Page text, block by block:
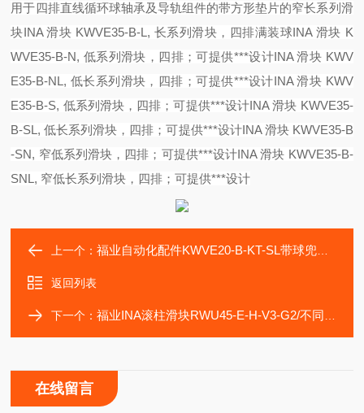
用于四排直线循环球轴承及导轨组件的带方形垫片的窄长系列滑
块INA 滑块 KWVE35-B-L, 长系列滑块，四排满装球INA 滑块 K
WVE35-B-N, 低系列滑块，四排；可提供***设计INA 滑块 KWV
E35-B-NL, 低长系列滑块，四排；可提供***设计INA 滑块 KWV
E35-B-S, 低系列滑块，四排；可提供***设计INA 滑块 KWVE35-
B-SL, 低长系列滑块，四排；可提供***设计INA 滑块 KWVE35-B
-SN, 窄低系列滑块，四排；可提供***设计INA 滑块 KWVE35-B-
SNL, 窄低长系列滑块，四排；可提供***设计
上一个：福业自动化配件KWVE20-B-KT-SL带球兜型INA滑块
返回列表
下一个：福业INA滚柱滑块RWU45-E-H-V3-G2/不同精度预紧
在线留言